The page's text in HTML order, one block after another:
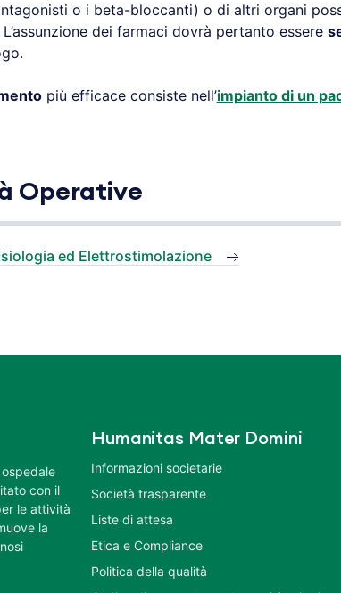
o i beta-bloccanti) o di altri organi
dei farmaci dovrà pertanto essere
più efficace consiste nell’impianto di un
Operative
ed Elettrostimolazione
con il
le attività
la
Humanitas Mater Domini
Informazioni societarie
Società trasparente
Liste di attesa
Etica e Compliance
Politica della qualità